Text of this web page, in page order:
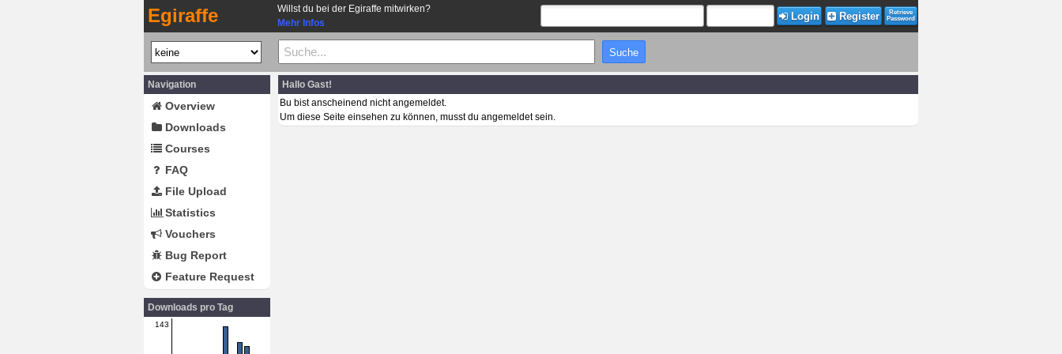
Egiraffe
Willst du bei der Egiraffe mitwirken?
Mehr Infos
Login Register
Retrieve
Password
Navigation
Overview
Downloads
Courses
FAQ
File Upload
Statistics
Vouchers
Bug Report
Feature Request
Downloads pro Tag
143
Hallo Gast!
Bu bist anscheinend nicht angemeldet.
Um diese Seite einsehen zu können, musst du angemeldet sein.